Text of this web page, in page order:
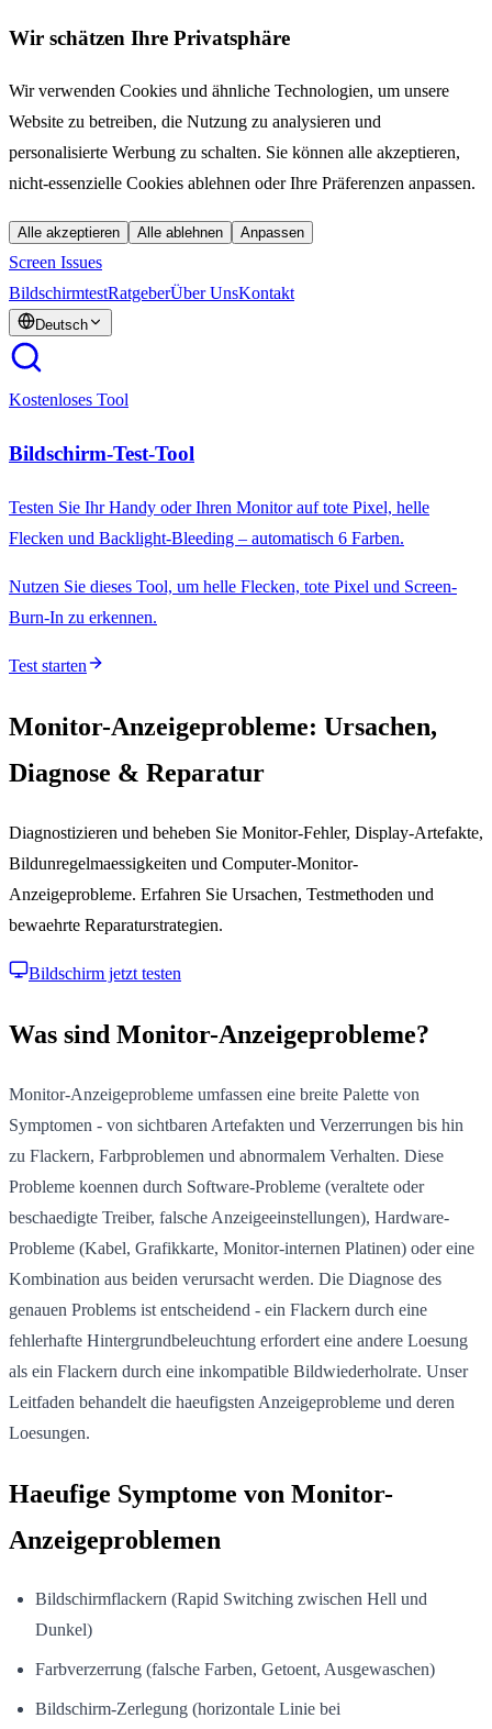
Wir schätzen Ihre Privatsphäre
Wir verwenden Cookies und ähnliche Technologien, um unsere
Website zu betreiben, die Nutzung zu analysieren und
personalisierte Werbung zu schalten. Sie können alle akzeptieren,
nicht-essenzielle Cookies ablehnen oder Ihre Präferenzen anpassen.
Alle akzeptieren Alle ablehnen Anpassen
Screen Issues
BildschirmtestRatgeberÜber UnsKontakt
Deutsch
Kostenloses Tool
Bildschirm-Test-Tool
Testen Sie Ihr Handy oder Ihren Monitor auf tote Pixel, helle
Flecken und Backlight-Bleeding – automatisch 6 Farben.
Nutzen Sie dieses Tool, um helle Flecken, tote Pixel und Screen-
Burn-In zu erkennen.
Test starten
Monitor-Anzeigeprobleme: Ursachen,
Diagnose & Reparatur
Diagnostizieren und beheben Sie Monitor-Fehler, Display-Artefakte,
Bildunregelmaessigkeiten und Computer-Monitor-
Anzeigeprobleme. Erfahren Sie Ursachen, Testmethoden und
bewaehrte Reparaturstrategien.
Bildschirm jetzt testen
Was sind Monitor-Anzeigeprobleme?
Monitor-Anzeigeprobleme umfassen eine breite Palette von
Symptomen - von sichtbaren Artefakten und Verzerrungen bis hin
zu Flackern, Farbproblemen und abnormalem Verhalten. Diese
Probleme koennen durch Software-Probleme (veraltete oder
beschaedigte Treiber, falsche Anzeigeeinstellungen), Hardware-
Probleme (Kabel, Grafikkarte, Monitor-internen Platinen) oder eine
Kombination aus beiden verursacht werden. Die Diagnose des
genauen Problems ist entscheidend - ein Flackern durch eine
fehlerhafte Hintergrundbeleuchtung erfordert eine andere Loesung
als ein Flackern durch eine inkompatible Bildwiederholrate. Unser
Leitfaden behandelt die haeufigsten Anzeigeprobleme und deren
Loesungen.
Haeufige Symptome von Monitor-
Anzeigeproblemen
Bildschirmflackern (Rapid Switching zwischen Hell und
Dunkel)
Farbverzerrung (falsche Farben, Getoent, Ausgewaschen)
Bildschirm-Zerlegung (horizontale Linie bei